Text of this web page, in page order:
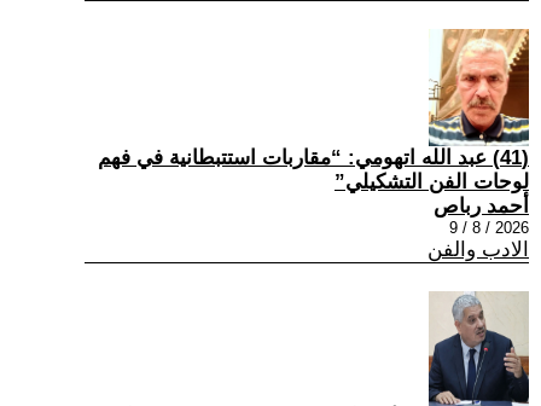
(41) عبد الله اتهومي: “مقاربات استتبطانية في فهم
لوحات الفن التشكيلي”
أحمد رباص
2026 / 8 / 9
الادب والفن